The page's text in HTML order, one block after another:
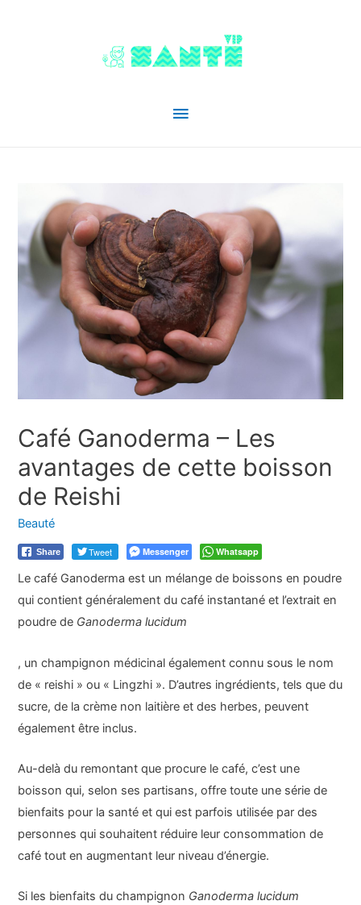
Menu
Café Ganoderma – Les
avantages de cette boisson
de Reishi
Beauté
Share Tweet Messenger Whatsapp
Le café Ganoderma est un mélange de boissons en poudre
qui contient généralement du café instantané et l’extrait en
poudre de Ganoderma lucidum
, un champignon médicinal également connu sous le nom
de « reishi » ou « Lingzhi ». D’autres ingrédients, tels que du
sucre, de la crème non laitière et des herbes, peuvent
également être inclus.
Au-delà du remontant que procure le café, c’est une
boisson qui, selon ses partisans, offre toute une série de
bienfaits pour la santé et qui est parfois utilisée par des
personnes qui souhaitent réduire leur consommation de
café tout en augmentant leur niveau d’énergie.
Si les bienfaits du champignon Ganoderma lucidum